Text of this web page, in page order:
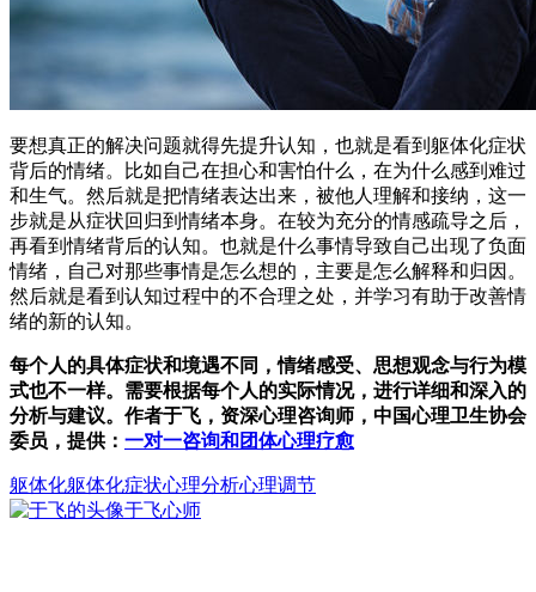
要想真正的解决问题就得先提升认知，也就是看到躯体化症状
背后的情绪。比如自己在担心和害怕什么，在为什么感到难过
和生气。然后就是把情绪表达出来，被他人理解和接纳，这一
步就是从症状回归到情绪本身。在较为充分的情感疏导之后，
再看到情绪背后的认知。也就是什么事情导致自己出现了负面
情绪，自己对那些事情是怎么想的，主要是怎么解释和归因。
然后就是看到认知过程中的不合理之处，并学习有助于改善情
绪的新的认知。
每个人的具体症状和境遇不同，情绪感受、思想观念与行为模
式也不一样。需要根据每个人的实际情况，进行详细和深入的
分析与建议。作者于飞，资深心理咨询师，中国心理卫生协会
委员，提供： 一对一咨询和团体心理疗愈
躯体化躯体化症状心理分析心理调节
于飞心师